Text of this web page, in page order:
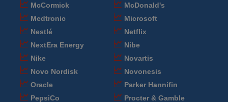
McCormick
McDonald's
Medtronic
Microsoft
Nestlé
Netflix
NextEra Energy
Nibe
Nike
Novartis
Novo Nordisk
Novonesis
Oracle
Parker Hannifin
PepsiCo
Procter & Gamble